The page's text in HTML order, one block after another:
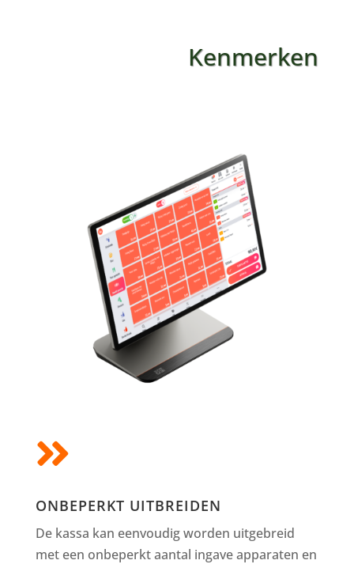
Kenmerken

ONBEPERKT UITBREIDEN
De kassa kan eenvoudig worden uitgebreid
met een onbeperkt aantal ingave apparaten en